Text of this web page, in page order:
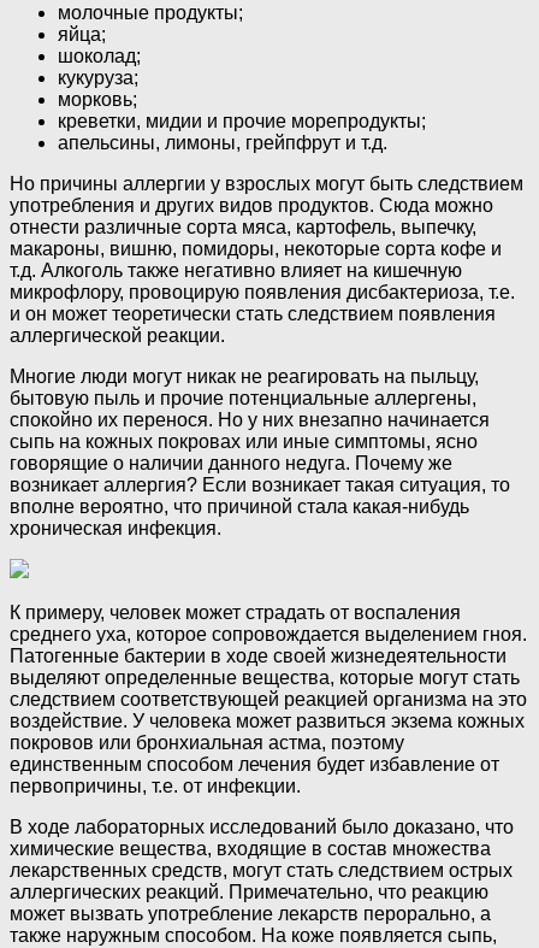
молочные продукты;
яйца;
шоколад;
кукуруза;
морковь;
креветки, мидии и прочие морепродукты;
апельсины, лимоны, грейпфрут и т.д.
Но причины аллергии у взрослых могут быть следствием
употребления и других видов продуктов. Сюда можно
отнести различные сорта мяса, картофель, выпечку,
макароны, вишню, помидоры, некоторые сорта кофе и
т.д. Алкоголь также негативно влияет на кишечную
микрофлору, провоцирую появления дисбактериоза, т.е.
и он может теоретически стать следствием появления
аллергической реакции.
Многие люди могут никак не реагировать на пыльцу,
бытовую пыль и прочие потенциальные аллергены,
спокойно их перенося. Но у них внезапно начинается
сыпь на кожных покровах или иные симптомы, ясно
говорящие о наличии данного недуга. Почему же
возникает аллергия? Если возникает такая ситуация, то
вполне вероятно, что причиной стала какая-нибудь
хроническая инфекция.
К примеру, человек может страдать от воспаления
среднего уха, которое сопровождается выделением гноя.
Патогенные бактерии в ходе своей жизнедеятельности
выделяют определенные вещества, которые могут стать
следствием соответствующей реакцией организма на это
воздействие. У человека может развиться экзема кожных
покровов или бронхиальная астма, поэтому
единственным способом лечения будет избавление от
первопричины, т.е. от инфекции.
В ходе лабораторных исследований было доказано, что
химические вещества, входящие в состав множества
лекарственных средств, могут стать следствием острых
аллергических реакций. Примечательно, что реакцию
может вызвать употребление лекарств перорально, а
также наружным способом. На коже появляется сыпь,